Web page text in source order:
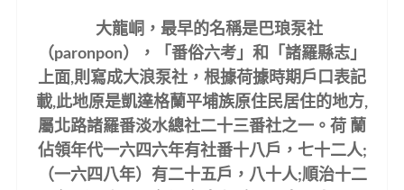
大龍峒，最早的名稱是巴琅泵社
（paronpon），「番俗六考」和「諸羅縣志」
上面,則寫成大浪泵社，根據荷據時期戶口表記
載,此地原是凱達格蘭平埔族原住民居住的地方,
屬北路諸羅番淡水總社二十三番社之一。荷 蘭
佔領年代一六四六年有社番十八戶，七十二人;
（一六四八年）有二十五戶，八十人;順治十二